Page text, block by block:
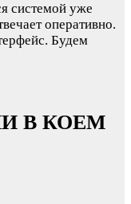
системой уже
оперативно.
Будем
В КОЕМ